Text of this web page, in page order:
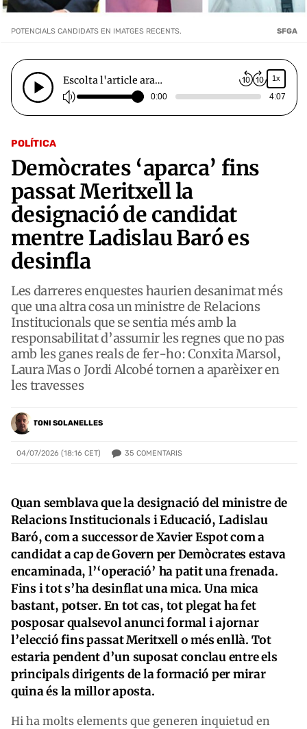
POLÍTICA
Demòcrates ‘aparca’ fins
passat Meritxell la
designació de candidat
mentre Ladislau Baró es
desinfla
Les darreres enquestes haurien desanimat més
que una altra cosa un ministre de Relacions
Institucionals que se sentia més amb la
responsabilitat d’assumir les regnes que no pas
amb les ganes reals de fer-ho: Conxita Marsol,
Laura Mas o Jordi Alcobé tornen a aparèixer en
les travesses
TONI SOLANELLES
04/07/2026 (18:16 CET) 35 COMENTARIS
POTENCIALS CANDIDATS EN IMATGES RECENTS. SFGA
Escolta l'article ara… 1x
0:00 4:07
Quan semblava que la designació del ministre de
Relacions Institucionals i Educació, Ladislau
Baró, com a successor de Xavier Espot com a
candidat a cap de Govern per Demòcrates estava
encaminada, l’‘operació’ ha patit una frenada.
Fins i tot s’ha desinflat una mica. Una mica
bastant, potser. En tot cas, tot plegat ha fet
posposar qualsevol anunci formal i ajornar
l’elecció fins passat Meritxell o més enllà. Tot
estaria pendent d’un suposat conclau entre els
principals dirigents de la formació per mirar
quina és la millor aposta.
Hi ha molts elements que generen inquietud en